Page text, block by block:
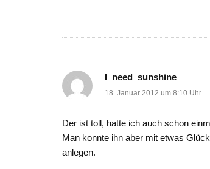
I_need_sunshine
18. Januar 2012 um 8:10 Uhr
Der ist toll, hatte ich auch schon
Man konnte ihn aber mit etwas
anlegen.